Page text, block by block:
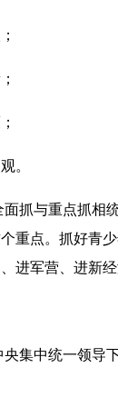
。
与重点抓相
重点。抓好青
进军营、进新
中统一领导